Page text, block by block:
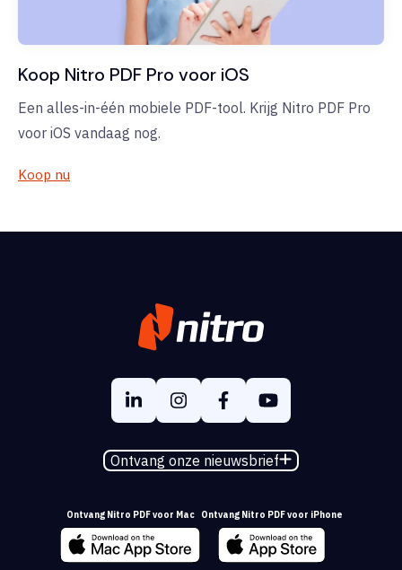
Koop Nitro PDF Pro voor iOS
Een alles-in-één mobiele PDF-tool. Krijg Nitro PDF Pro
voor iOS vandaag nog.
Koop nu
Ontvang onze nieuwsbrief
Ontvang Nitro PDF voor Mac Ontvang Nitro PDF voor iPhone